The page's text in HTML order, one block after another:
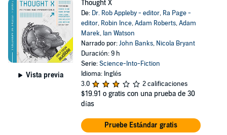
Vista previa
Thought X
De: Dr. Rob Appleby - editor, Ra Page -
editor, Robin Ince,Adam Roberts,Adam
Marek, Ian Watson
Narrado por:John Banks, Nicola Bryant
Duración: 9 h
Serie:Science-Into-Fiction
Idioma: Inglés
3.0
2 calificaciones
$19.91 o gratis con una prueba de 30
días
Pruebe Estándar gratis